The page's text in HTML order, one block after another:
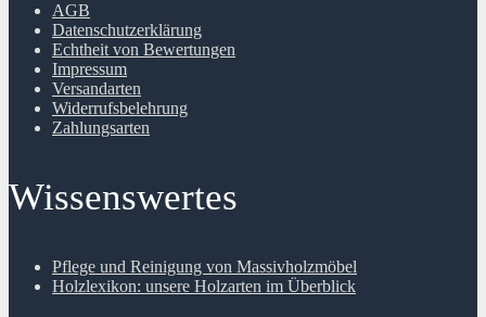
AGB
Datenschutzerklärung
Echtheit von Bewertungen
Impressum
Versandarten
Widerrufsbelehrung
Zahlungsarten
Wissenswertes
Pflege und Reinigung von Massivholzmöbel
Holzlexikon: unsere Holzarten im Überblick